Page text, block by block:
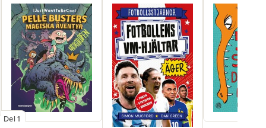
Del 1